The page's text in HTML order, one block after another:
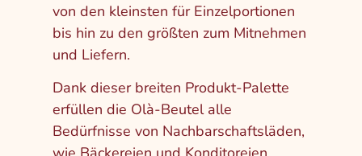
von den kleinsten für Einzelportionen
bis hin zu den größten zum Mitnehmen
und Liefern.
Dank dieser breiten Produkt-Palette
erfüllen die Olà-Beutel alle
Bedürfnisse von Nachbarschaftsläden,